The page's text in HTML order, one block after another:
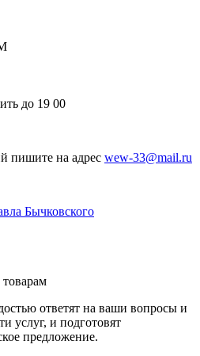
до 19 00
пишите на адрес wew-33@mail.ru
Бычковского
ответят на ваши вопросы и
услуг, и подготовят
предложение.